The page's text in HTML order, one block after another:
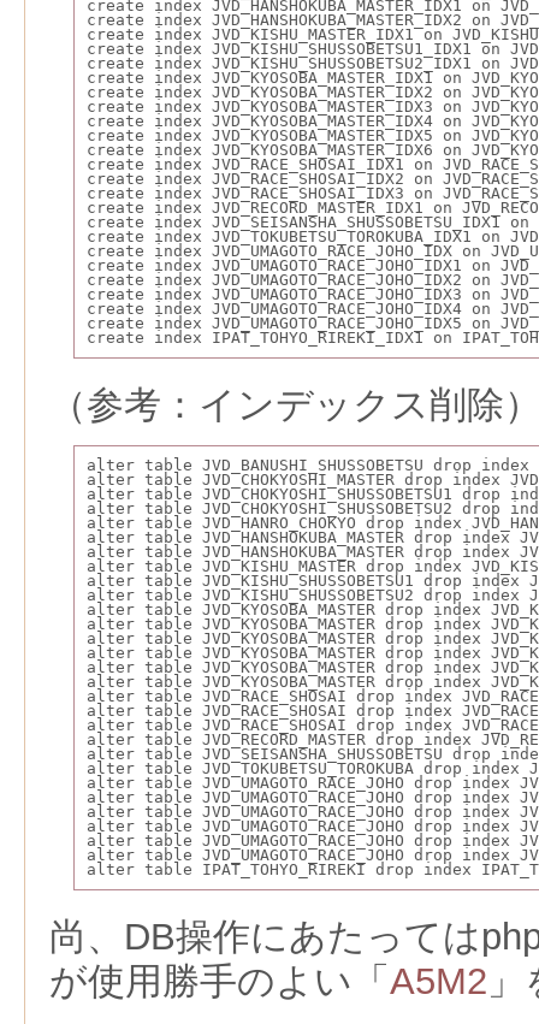
create index JVD_HANSHOKUBA_MASTER_IDX1 on
create index JVD_HANSHOKUBA_MASTER_IDX2 on
create index JVD_KISHU_MASTER_IDX1 on
create index JVD_KISHU_SHUSSOBETSU1_IDX1 on
create index JVD_KISHU_SHUSSOBETSU2_IDX1 on
create index JVD_KYOSOBA_MASTER_IDX1 on
create index JVD_KYOSOBA_MASTER_IDX2 on
create index JVD_KYOSOBA_MASTER_IDX3 on
create index JVD_KYOSOBA_MASTER_IDX4 on
create index JVD_KYOSOBA_MASTER_IDX5 on
create index JVD_KYOSOBA_MASTER_IDX6 on
create index JVD_RACE_SHOSAI_IDX1 on
create index JVD_RACE_SHOSAI_IDX2 on
create index JVD_RACE_SHOSAI_IDX3 on
create index JVD_RECORD_MASTER_IDX1 on
create index JVD_SEISANSHA_SHUSSOBETSU_IDX1 on
create index JVD_TOKUBETSU_TOROKUBA_IDX1 on
create index JVD_UMAGOTO_RACE_JOHO_IDX on
create index JVD_UMAGOTO_RACE_JOHO_IDX1 on
create index JVD_UMAGOTO_RACE_JOHO_IDX2 on
create index JVD_UMAGOTO_RACE_JOHO_IDX3 on
create index JVD_UMAGOTO_RACE_JOHO_IDX4 on
create index JVD_UMAGOTO_RACE_JOHO_IDX5 on
create index IPAT_TOHYO_RIREKI_IDX1 on
（参考：インデックス削除
alter table JVD_BANUSHI_SHUSSOBETSU drop index
alter table JVD_CHOKYOSHI_MASTER drop index
alter table JVD_CHOKYOSHI_SHUSSOBETSU1 drop
alter table JVD_CHOKYOSHI_SHUSSOBETSU2 drop
alter table JVD_HANRO_CHOKYO drop index
alter table JVD_HANSHOKUBA_MASTER drop index
alter table JVD_HANSHOKUBA_MASTER drop index
alter table JVD_KISHU_MASTER drop index
alter table JVD_KISHU_SHUSSOBETSU1 drop index
alter table JVD_KISHU_SHUSSOBETSU2 drop index
alter table JVD_KYOSOBA_MASTER drop index
alter table JVD_KYOSOBA_MASTER drop index
alter table JVD_KYOSOBA_MASTER drop index
alter table JVD_KYOSOBA_MASTER drop index
alter table JVD_KYOSOBA_MASTER drop index
alter table JVD_KYOSOBA_MASTER drop index
alter table JVD_RACE_SHOSAI drop index
alter table JVD_RACE_SHOSAI drop index
alter table JVD_RACE_SHOSAI drop index
alter table JVD_RECORD_MASTER drop index
alter table JVD_SEISANSHA_SHUSSOBETSU drop index
alter table JVD_TOKUBETSU_TOROKUBA drop index
alter table JVD_UMAGOTO_RACE_JOHO drop index
alter table JVD_UMAGOTO_RACE_JOHO drop index
alter table JVD_UMAGOTO_RACE_JOHO drop index
alter table JVD_UMAGOTO_RACE_JOHO drop index
alter table JVD_UMAGOTO_RACE_JOHO drop index
alter table JVD_UMAGOTO_RACE_JOHO drop index
alter table IPAT_TOHYO_RIREKI drop index
尚、DB操作にあたっては
が使用勝手のよい「 A5M2